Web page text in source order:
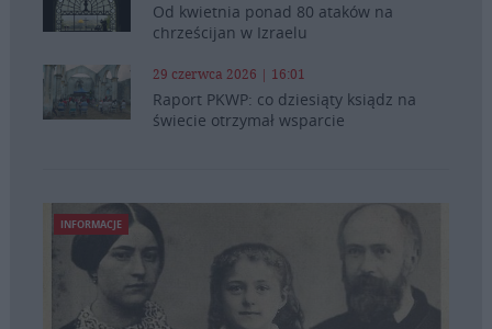
Od kwietnia ponad 80 ataków na
chrześcijan w Izraelu
29 czerwca 2026 | 16:01
Raport PKWP: co dziesiąty ksiądz na
świecie otrzymał wsparcie
INFORMACJE